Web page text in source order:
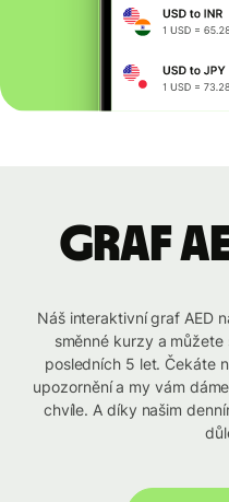
graf
Náš interaktivní graf AED
směnné kurzy a
posledních 5 let. Čekáte
upozornění a my vám
chvíle. A díky našim